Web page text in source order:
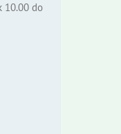
10.00 do